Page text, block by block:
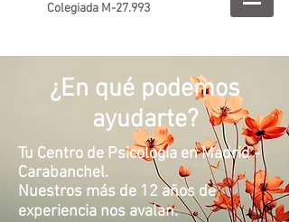
Colegiada M-27.993
¿En qué podemos
ayudarte?
Tu Centro de Psicología en Madrid -
Carabanchel.
Nuestros más de 12 años de
experiencia nos avalan.​